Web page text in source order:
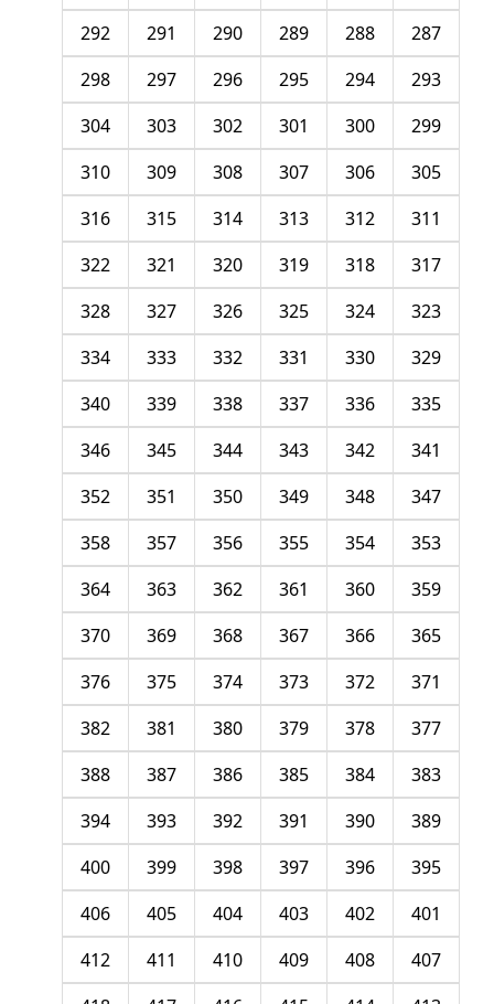
287
288
289
290
291
292
293
294
295
296
297
298
299
300
301
302
303
304
305
306
307
308
309
310
311
312
313
314
315
316
317
318
319
320
321
322
323
324
325
326
327
328
329
330
331
332
333
334
335
336
337
338
339
340
341
342
343
344
345
346
347
348
349
350
351
352
353
354
355
356
357
358
359
360
361
362
363
364
365
366
367
368
369
370
371
372
373
374
375
376
377
378
379
380
381
382
383
384
385
386
387
388
389
390
391
392
393
394
395
396
397
398
399
400
401
402
403
404
405
406
407
408
409
410
411
412